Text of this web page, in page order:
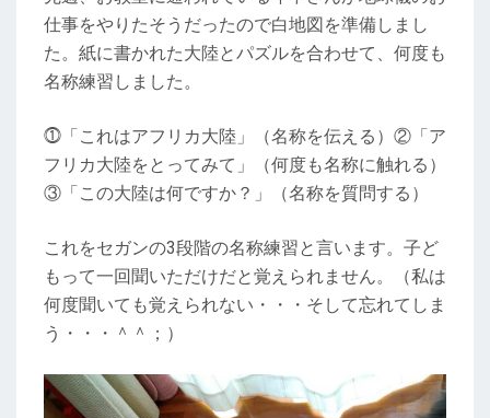
仕事をやりたそうだったので白地図を準備しまし
た。紙に書かれた大陸とパズルを合わせて、何度も
名称練習しました。
⓵「これはアフリカ大陸」（名称を伝える）②「ア
フリカ大陸をとってみて」（何度も名称に触れる）
③「この大陸は何ですか？」（名称を質問する）
これをセガンの3段階の名称練習と言います。子ど
もって一回聞いただけだと覚えられません。（私は
何度聞いても覚えられない・・・そして忘れてしま
う・・・＾＾；）